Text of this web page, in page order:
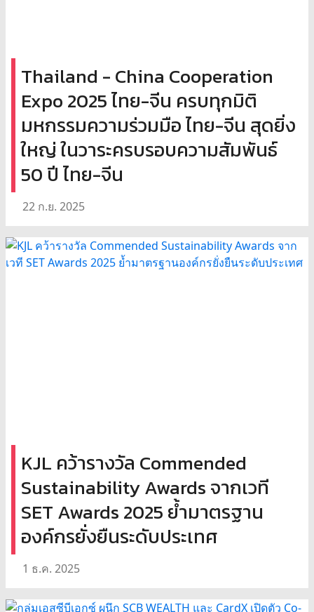
Thailand - China Cooperation
Expo 2025 ไทย-จีน ครบทุกมิติ
มหกรรมความร่วมมือ ไทย-จีน สุดยิ่ง
ใหญ่ ในวาระครบรอบความสัมพันธ์
50 ปี ไทย-จีน
22 ก.ย. 2025
KJL คว้ารางวัล Commended
Sustainability Awards จากเวที
SET Awards 2025 ย้ำมาตรฐาน
องค์กรยั่งยืนระดับประเทศ
1 ธ.ค. 2025